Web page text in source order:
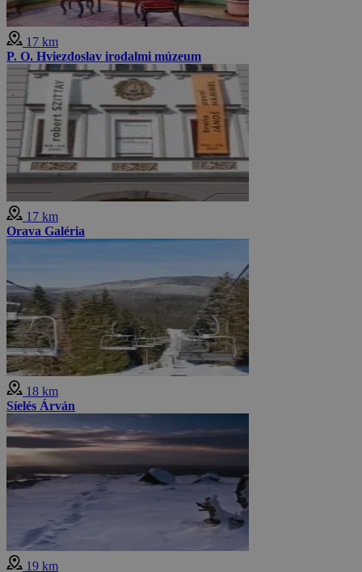
17 km
P. O. Hviezdoslav irodalmi múzeum
17 km
Orava Galéria
18 km
Síelés Árván
19 km